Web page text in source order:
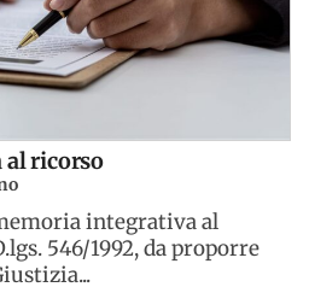
ricorso
integrativa al
546/1992, da proporre